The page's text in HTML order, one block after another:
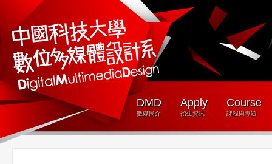
DMD
數媒簡介
Apply
招生資訊
Course
課程與專題